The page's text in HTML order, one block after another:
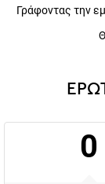
Γράφοντας την
0